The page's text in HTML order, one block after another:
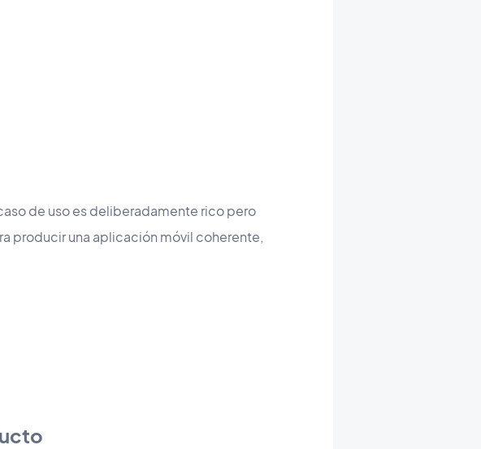
de uso es deliberadamente rico pero
producir una aplicación móvil coherente,